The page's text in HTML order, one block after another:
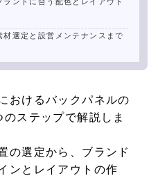
材選定と設営メンテナンスまで
おけるバックパネルの
ステップで解説しま
の選定から、ブランド
ンとレイアウトの作